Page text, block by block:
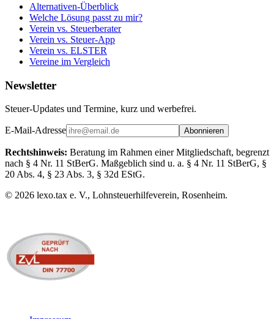
Alternativen-Überblick
Welche Lösung passt zu mir?
Verein vs. Steuerberater
Verein vs. Steuer-App
Verein vs. ELSTER
Vereine im Vergleich
Newsletter
Steuer-Updates und Termine, kurz und werbefrei.
E-Mail-Adresse Abonnieren
Rechtshinweis: Beratung im Rahmen einer Mitgliedschaft, begrenzt
nach § 4 Nr. 11 StBerG. Maßgeblich sind u. a. § 4 Nr. 11 StBerG, §
20 Abs. 4, § 23 Abs. 3, § 32d EStG.
© 2026 lexo.tax e. V., Lohnsteuerhilfeverein, Rosenheim.